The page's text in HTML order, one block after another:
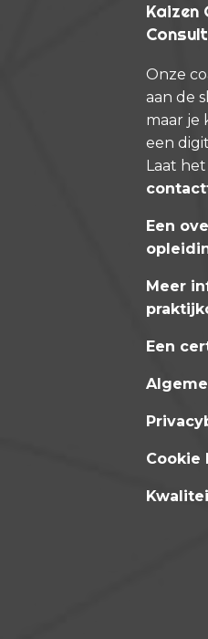
Kaizen
Onze
aan de
maar je
een
Laat
Een
Meer
Een
Cookie